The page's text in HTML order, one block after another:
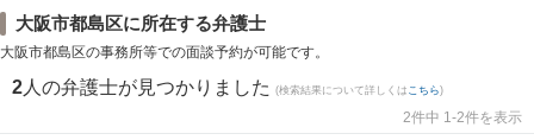
大阪市都島区に所在する弁護士
大阪市都島区の事務所等での面談予約が可能です。
2 人の弁護士が見つかりました (検索結果について詳しくは こちら)
2件中 1-2件を表示